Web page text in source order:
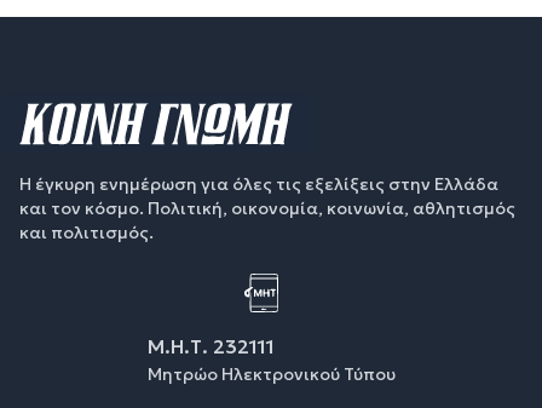
Η έγκυρη ενημέρωση για όλες τις εξελίξεις στην Ελλάδα
και τον κόσμο. Πολιτική, οικονομία, κοινωνία, αθλητισμός
και πολιτισμός.
Μ.Η.Τ. 232111
Μητρώο Ηλεκτρονικού Τύπου